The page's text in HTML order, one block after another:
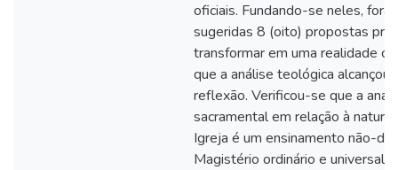
oficiais. Fundando-se neles,
sugeridas 8 (oito) propostas
transformar em uma realidade
que a análise teológica alcançou
reflexão. Verificou-se que a
sacramental em relação à
Igreja é um ensinamento não-
Magistério ordinário e universal,